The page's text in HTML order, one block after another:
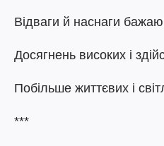
Відваги й наснаги
Досягнень високих і
Побільше життєвих і
***